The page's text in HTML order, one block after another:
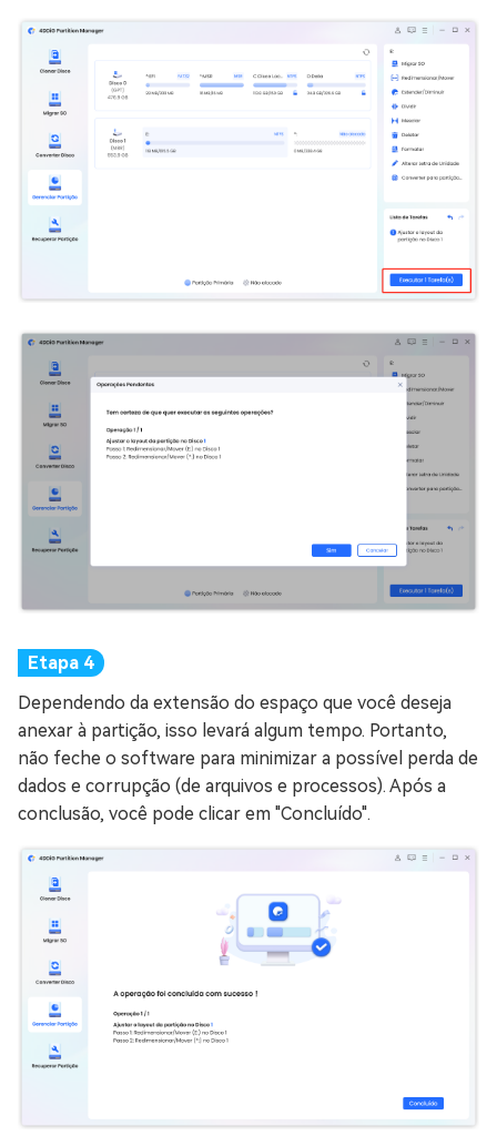
Dependendo da extensão do espaço que você deseja
anexar à partição, isso levará algum tempo. Portanto,
não feche o software para minimizar a possível perda de
dados e corrupção (de arquivos e processos). Após a
conclusão, você pode clicar em "Concluído".